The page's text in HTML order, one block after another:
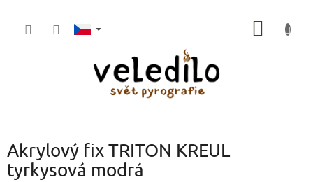
Akrylový fix TRITON KREUL
tyrkysová modrá